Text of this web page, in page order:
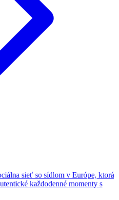
sieť so sídlom v Európe, ktorá
každodenné momenty s